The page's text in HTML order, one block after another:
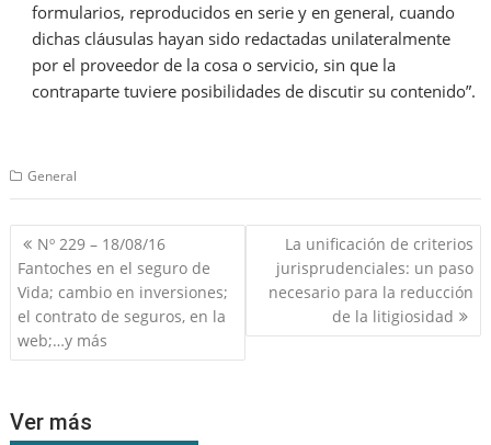
formularios, reproducidos en serie y en general, cuando
dichas cláusulas hayan sido redactadas unilateralmente
por el proveedor de la cosa o servicio, sin que la
contraparte tuviere posibilidades de discutir su contenido”.
General
Navegación
de
entradas
Nº 229 – 18/08/16
Fantoches en el seguro de
Vida; cambio en inversiones;
el contrato de seguros, en la
web;…y más
La unificación de criterios
jurisprudenciales: un paso
necesario para la reducción
de la litigiosidad
Ver más